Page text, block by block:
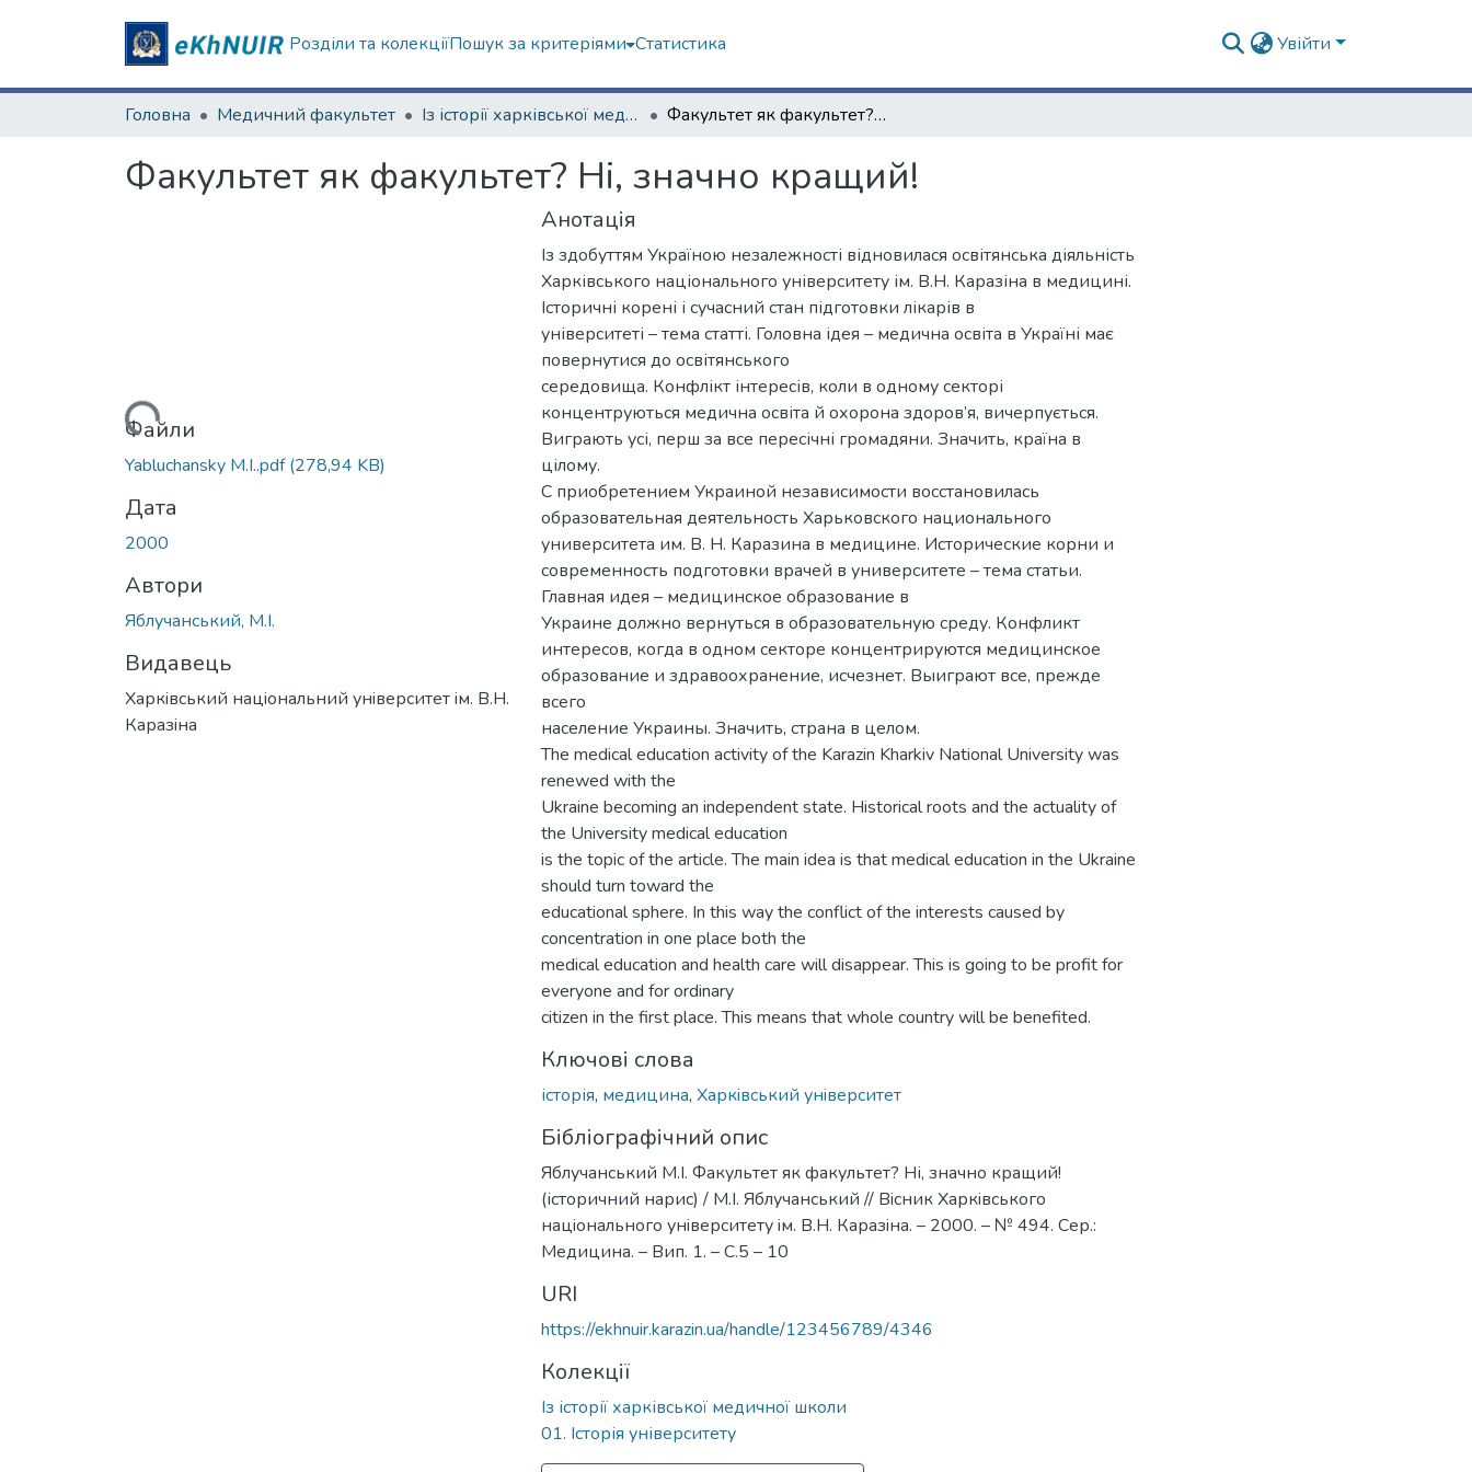
Розділи та колекціїПошук за критеріями Статистика Увійти
Головна Медичний факультет Із історії харківської медичної школи Факультет як факультет? Ні, значно кращий!
Факультет як факультет? Ні, значно кращий!
Вантажиться...Файли
Yabluchansky M.I..pdf(278,94 KB)
Дата
2000
Автори
Яблучанський, М.І.
Видавець
Харкiвський нацiональний унiверситет iм. В.Н.
Каразiна
Анотація
Із здобуттям Україною незалежності відновилася освітянська діяльність
Харківського національного університету ім. В.Н. Каразіна в медицині.
Історичні корені і сучасний стан підготовки лікарів в
університеті – тема статті. Головна ідея – медична освіта в Україні має
повернутися до освітянського
середовища. Конфлікт інтересів, коли в одному секторі
концентруються медична освіта й охорона здоров’я, вичерпується.
Виграють усі, перш за все пересічні громадяни. Значить, країна в
цілому.
С приобретением Украиной независимости восстановилась
образовательная деятельность Харьковского национального
университета им. В. Н. Каразина в медицине. Исторические корни и
современность подготовки врачей в университете – тема статьи.
Главная идея – медицинское образование в
Украине должно вернуться в образовательную среду. Конфликт
интересов, когда в одном секторе концентрируются медицинское
образование и здравоохранение, исчезнет. Выиграют все, прежде
всего
население Украины. Значить, страна в целом.
The medical education activity of the Karazin Kharkiv National University was
renewed with the
Ukraine becoming an independent state. Historical roots and the actuality of
the University medical education
is the topic of the article. The main idea is that medical education in the Ukraine
should turn toward the
educational sphere. In this way the conflict of the interests caused by
concentration in one place both the
medical education and health care will disappear. This is going to be profit for
everyone and for ordinary
citizen in the first place. This means that whole country will be benefited.
Ключові слова
історія, медицина, Харкiвський унiверситет
Бібліографічний опис
Яблучанський М.І. Факультет як факультет? Ні, значно кращий!
(історичний нарис) / М.І. Яблучанський // Вiсник Харкiвського
нацiонального унiверситету iм. В.Н. Каразiна. – 2000. – № 494. Сер.:
Медицина. – Вип. 1. – С.5 – 10
URI
https://ekhnuir.karazin.ua/handle/123456789/4346
Колекції
Із історії харківської медичної школи
01. Історія університету